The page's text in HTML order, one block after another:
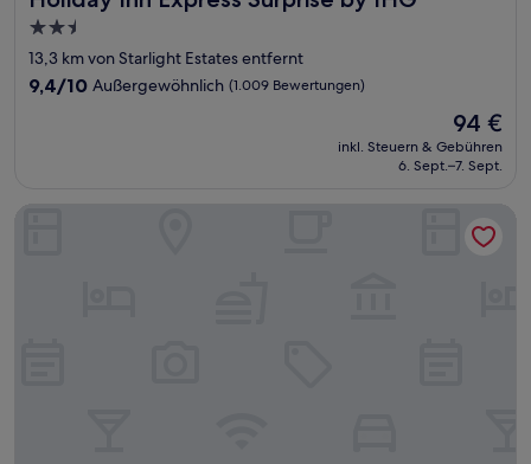
2.5-
Sterne-
Unterkunft
13,3 km von Starlight Estates entfernt
9.4
9,4/10 Außergewöhnlich (1.009 Bewertungen)
Der
Preis
beträgt
94 €
inkl. Steuern & Gebühren
6. Sept.–7. Sept.
Echo Suites Extended Stay By Wyndham Phoenix-Peoria/